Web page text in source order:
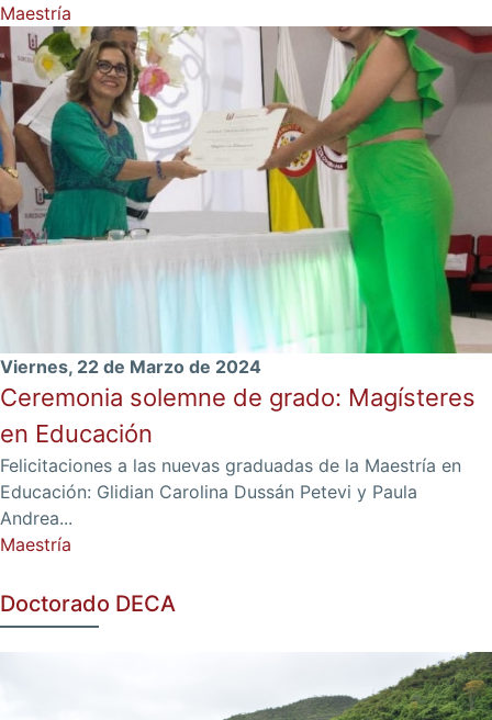
Maestría
Viernes, 22 de Marzo de 2024
Ceremonia solemne de grado: Magísteres
en Educación
Felicitaciones a las nuevas graduadas de la Maestría en
Educación: Glidian Carolina Dussán Petevi y Paula
Andrea...
Maestría
Doctorado DECA